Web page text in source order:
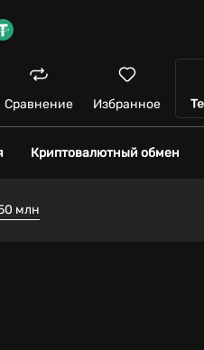
Сравнение Избранное
Криптовалютный обмен
млн